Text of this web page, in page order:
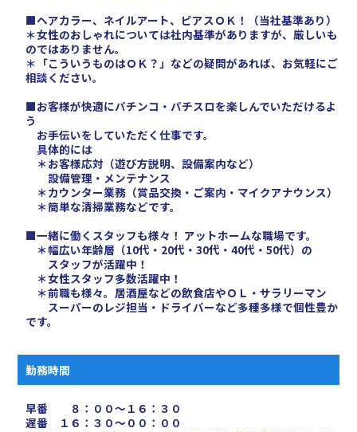
■ヘアカラー、ネイルアート、ピアスＯＫ！（当社基準あり）
＊女性のおしゃれについては社内基準がありますが、厳しいも
のではありません。
＊「こういうものはＯＫ？」などの疑問があれば、お気軽にご
相談ください。
■お客様が快適にパチンコ・パチスロを楽しんでいただけるよ
う
お手伝いをしていただく仕事です。
具体的には
＊お客様応対（遊び方説明、設備案内など）
設備管理・メンテナンス
＊カウンター業務（賞品交換・ご案内・マイクアナウンス）
＊簡単な清掃業務などです。
■一緒に働くスタッフも様々！ アットホームな職場です。
＊幅広い年齢層（10代・20代・30代・40代・50代）の
スタッフが活躍中！
＊女性スタッフ多数活躍中！
＊前職も様々。居酒屋などの飲食店やＯＬ・サラリーマン
スーパーのレジ担当・ドライバーなど多種多様で個性豊か
です。
勤務時間
早番 ８：００〜１６：３０
遅番 １６：３０〜００：００